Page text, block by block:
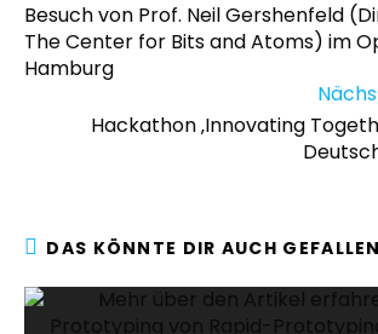
Besuch von Prof. Neil Gershenfeld
The Center for Bits and Atoms) im
Hamburg
Hackathon ‚Innovating
DAS KÖNNTE DIR AUCH GEFALLEN